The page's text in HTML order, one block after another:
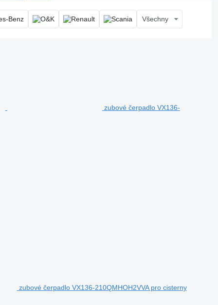
Všechny
zubové čerpadlo VX136-
zubové čerpadlo VX136-210QMHOH2VVA pro cisterny